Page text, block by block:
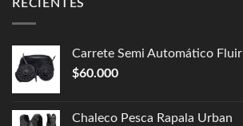
RECIENTES
Carrete Semi Automático Fluir
$60.000
Chaleco Pesca Rapala Urban